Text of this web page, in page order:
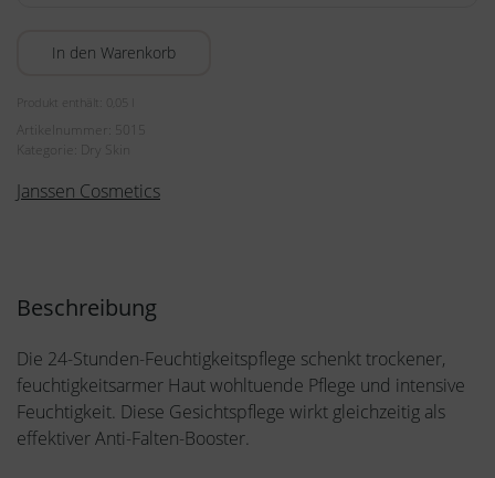
50ml
In den Warenkorb
Produkt enthält: 0,05
Artikelnummer:
5015
Kategorie:
Dry Skin
Janssen Cosmetics
Beschreibung
Die 24-Stunden-Feuchtigkeitspflege schenkt trockener,
feuchtigkeitsarmer Haut wohltuende Pflege und intensive
Feuchtigkeit. Diese Gesichtspflege wirkt gleichzeitig als
effektiver Anti-Falten-Booster.